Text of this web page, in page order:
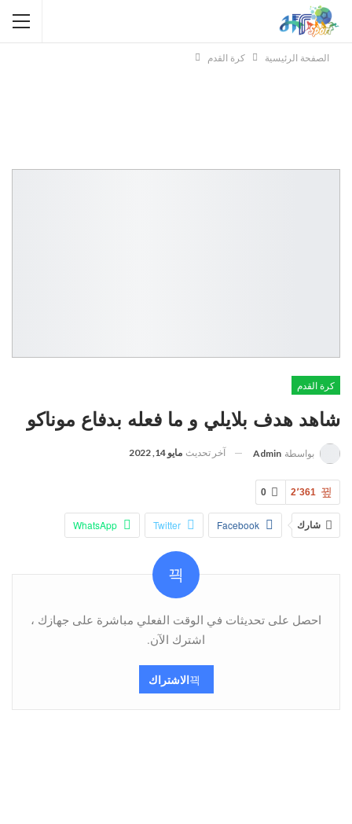
الصفحة الرئيسية كرة القدم
كرة القدم
شاهد هدف بلايلي و ما فعله بدفاع موناكو
بواسطة Admin آخر تحديث مايو 14, 2022
0 2٬361
شارك Facebook
Twitter
WhatsApp
البريد الإلكتروني
احصل على تحديثات في الوقت الفعلي مباشرة على جهازك ،
اشترك الآن.
الاشتراك